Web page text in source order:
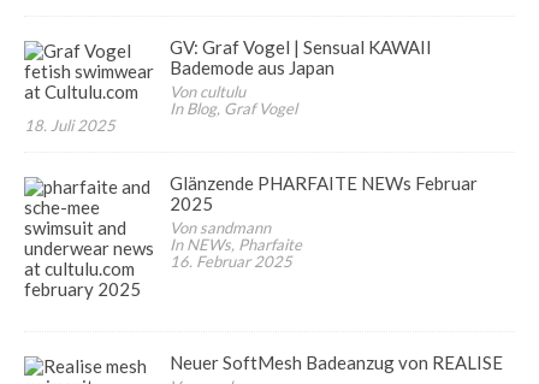
GV: Graf Vogel | Sensual KAWAII
Bademode aus Japan
Von cultulu
In Blog, Graf Vogel
18. Juli 2025
Glänzende PHARFAITE NEWs Februar
2025
Von sandmann
In NEWs, Pharfaite
16. Februar 2025
Neuer SoftMesh Badeanzug von REALISE